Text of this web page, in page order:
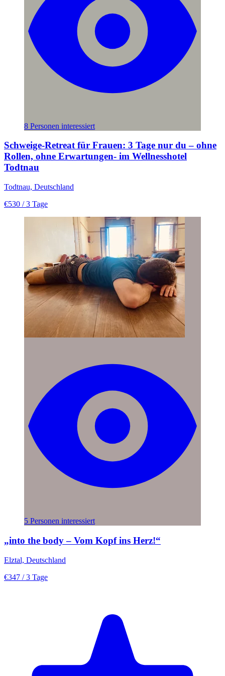
8 Personen interessiert
Schweige-Retreat für Frauen: 3 Tage nur du – ohne
Rollen, ohne Erwartungen- im Wellnesshotel
Todtnau
Todtnau, Deutschland
€530 / 3 Tage
5 Personen interessiert
„into the body – Vom Kopf ins Herz!“
Elztal, Deutschland
€347 / 3 Tage